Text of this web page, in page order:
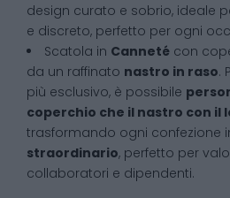
design curato e sobrio, ideale
e discreto, perfetto per ogni
Scatola in Canneté con
da un raffinato nastro in raso.
più esclusivo, è possibile
coperchio che il nastro con il
trasformando ogni confezione
straordinario, perfetto per
collaboratori e dipendenti.